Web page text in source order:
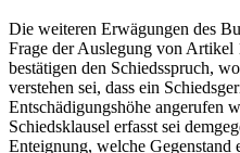
Die weiteren Erwägungen des
Frage der Auslegung von Artikel
bestätigen den Schiedsspruch,
verstehen sei, dass ein
Entschädigungshöhe angerufen
Schiedsklausel erfasst sei
Enteignung, welche Gegenstand